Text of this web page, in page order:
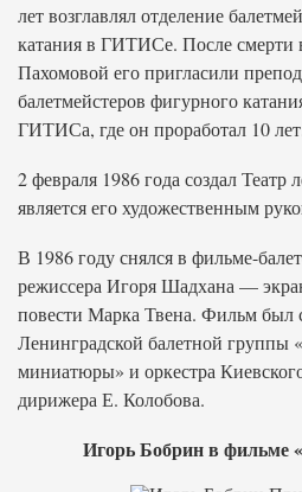
лет возглавлял отделение
катания в ГИТИСе. После
Пахомовой его пригласили
балетмейстеров фигурного
ГИТИСа, где он проработал 10
2 февраля 1986 года создал
является его художественным
В 1986 году снялся в фильме-
режиссера Игоря Шадхана —
повести Марка Твена. Фильм был
Ленинградской балетной группы
миниатюры» и оркестра
дирижера Е. Колобова.
Игорь Бобрин в фильме